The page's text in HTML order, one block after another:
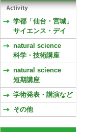
学都「仙台・宮城」
サイエンス・デイ
natural science
科学・技術講座
natural science
短期講座
学術発表・講演など
その他